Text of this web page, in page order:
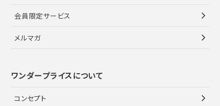
会員限定サービス
メルマガ
ワンダープライスについて
コンセプト